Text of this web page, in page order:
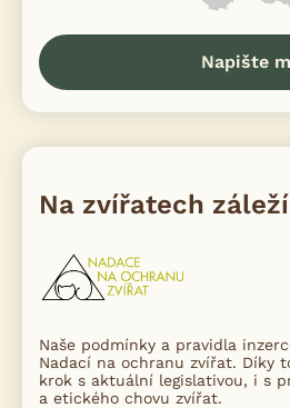
Napište
Na zvířatech záleží
Naše podmínky a pravidla
Nadací na ochranu zvířat. Díky
krok s aktuální legislativou, i s
a etického chovu zvířat.